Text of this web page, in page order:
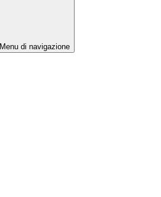
Menu di navigazione